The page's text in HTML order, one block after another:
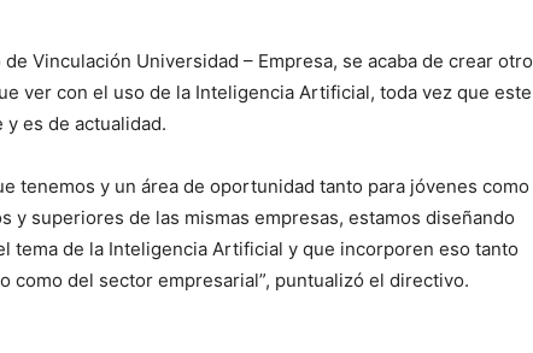
Vinculación Universidad – Empresa, se acaba de crear otro
ver con el uso de la Inteligencia Artificial, toda vez que este
es de actualidad.
tenemos y un área de oportunidad tanto para jóvenes como
y superiores de las mismas empresas, estamos diseñando
tema de la Inteligencia Artificial y que incorporen eso tanto
como del sector empresarial”, puntualizó el directivo.